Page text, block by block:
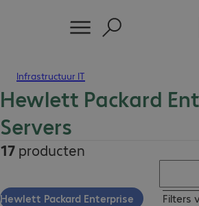
Infrastructuur IT
Hewlett Packard
Servers
17 producten
Hewlett Packard Enterprise Filters